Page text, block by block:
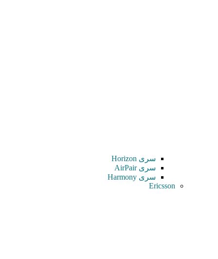
سری Horizon
سری AirPair
سری Harmony
Ericsson